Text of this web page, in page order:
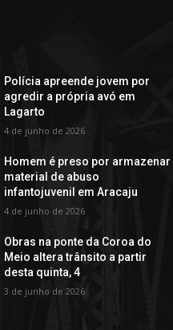
Polícia apreende jovem por
agredir a própria avó em
Lagarto
4 de junho de 2026
Homem é preso por armazenar
material de abuso
infantojuvenil em Aracaju
4 de junho de 2026
Obras na ponte da Coroa do
Meio altera trânsito a partir
desta quinta, 4
3 de junho de 2026